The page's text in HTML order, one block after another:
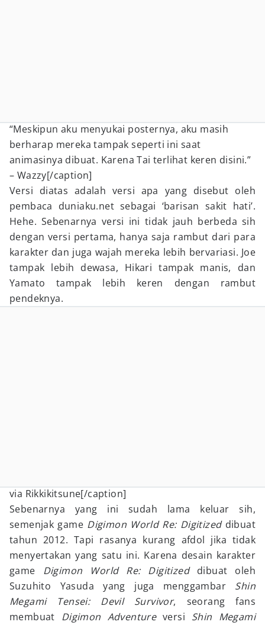
“Meskipun aku menyukai posternya, aku masih
berharap mereka tampak seperti ini saat
animasinya dibuat. Karena Tai terlihat keren disini.”
– Wazzy[/caption]
Versi diatas adalah versi apa yang disebut oleh
pembaca duniaku.net sebagai ‘barisan sakit hati’.
Hehe. Sebenarnya versi ini tidak jauh berbeda sih
dengan versi pertama, hanya saja rambut dari para
karakter dan juga wajah mereka lebih bervariasi. Joe
tampak lebih dewasa, Hikari tampak manis, dan
Yamato tampak lebih keren dengan rambut
pendeknya.
via Rikkikitsune[/caption]
Sebenarnya yang ini sudah lama keluar sih,
semenjak game Digimon World Re: Digitizeddibuat
tahun 2012. Tapi rasanya kurang afdol jika tidak
menyertakan yang satu ini. Karena desain karakter
game Digimon World Re: Digitizeddibuat oleh
Suzuhito Yasuda yang juga menggambar Shin
Megami Tensei: Devil Survivor, seorang fans
membuat Digimon Adventureversi Shin Megami